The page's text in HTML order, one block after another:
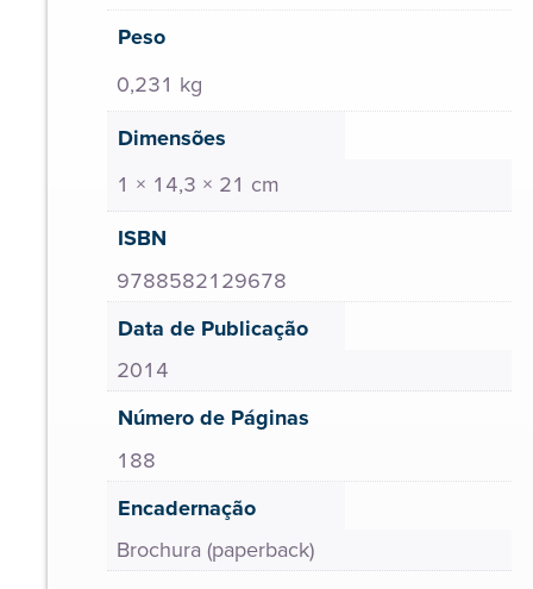
Peso
0,231 kg
Dimensões
1 × 14,3 × 21 cm
ISBN
9788582129678
Data de Publicação
2014
Número de Páginas
188
Encadernação
Brochura (paperback)